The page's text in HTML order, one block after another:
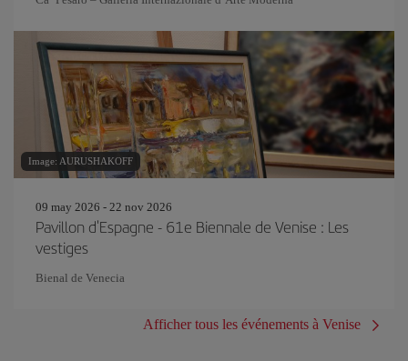
Image: AURUSHAKOFF
09 may 2026 - 22 nov 2026
Pavillon d'Espagne - 61e Biennale de Venise : Les
vestiges
Bienal de Venecia
Afficher tous les événements à Venise